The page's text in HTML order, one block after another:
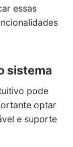
essas
sistema
pode
optar
e suporte